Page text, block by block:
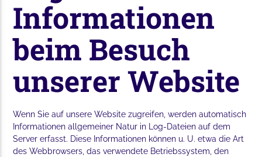
Informationen
beim Besuch
unserer Website
Wenn Sie auf unsere Website zugreifen, werden automatisch
Informationen allgemeiner Natur in Log-Dateien auf dem
Server erfasst. Diese Informationen können u. U. etwa die Art
des Webbrowsers, das verwendete Betriebssystem, den